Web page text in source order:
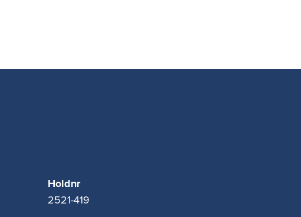
Holdnr
2521-419